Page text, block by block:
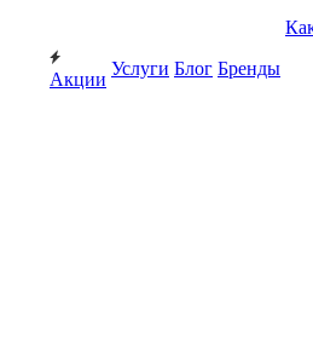
Акции
Услуги Блог Бренды